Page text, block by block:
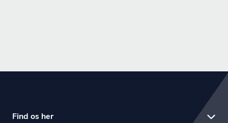
Find os her